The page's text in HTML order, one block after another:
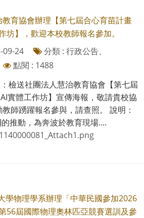
育協會辦理【第七屆合心育苗計畫
坊】，歡迎本校教師報名參加。
09-24
分類 : 行政公告、
點閱 : 1488
檢送社團法人慧治教育協會【第七屆
實體工作坊】宣傳海報，敬請貴校協
師踴躍報名參與，請查照。 說明：
推動，為奔波於教育現場....
學物理學系辦理「中華民國參加2026
56屆國際物理奧林匹亞競賽選訓及參